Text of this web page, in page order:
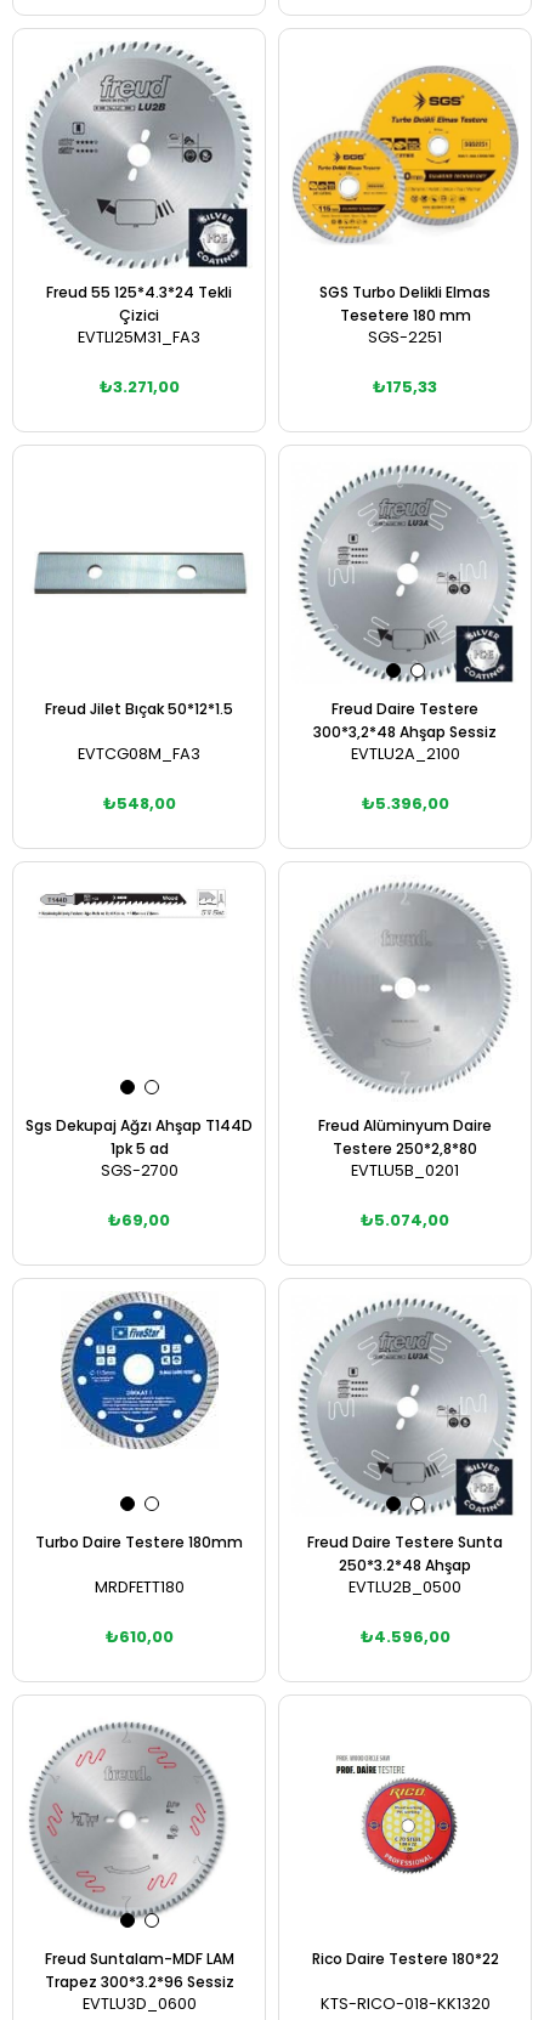
Sepete Ekle
Freud 55 125*4.3*24 Tekli
Çizici
EVTLI25M31_FA3
₺3.271,00
SGS Turbo Delikli Elmas
Tesetere 180 mm
SGS-2251
₺175,33
Sepete Ekle
Freud Jilet Bıçak 50*12*1.5
EVTCG08M_FA3
₺548,00
Freud Daire Testere
300*3,2*48 Ahşap Sessiz
EVTLU2A_2100
₺5.396,00
Sepete Ekle
Sgs Dekupaj Ağzı Ahşap T144D
1pk 5 ad
SGS-2700
₺69,00
Sepete Ekle
Freud Alüminyum Daire
Testere 250*2,8*80
EVTLU5B_0201
₺5.074,00
Sepete Ekle
Turbo Daire Testere 180mm
MRDFETT180
₺610,00
Sepete Ekle
Freud Daire Testere Sunta
250*3.2*48 Ahşap
EVTLU2B_0500
₺4.596,00
Freud Suntalam-MDF LAM
Trapez 300*3.2*96 Sessiz
EVTLU3D_0600
Rico Daire Testere 180*22
KTS-RICO-018-KK1320